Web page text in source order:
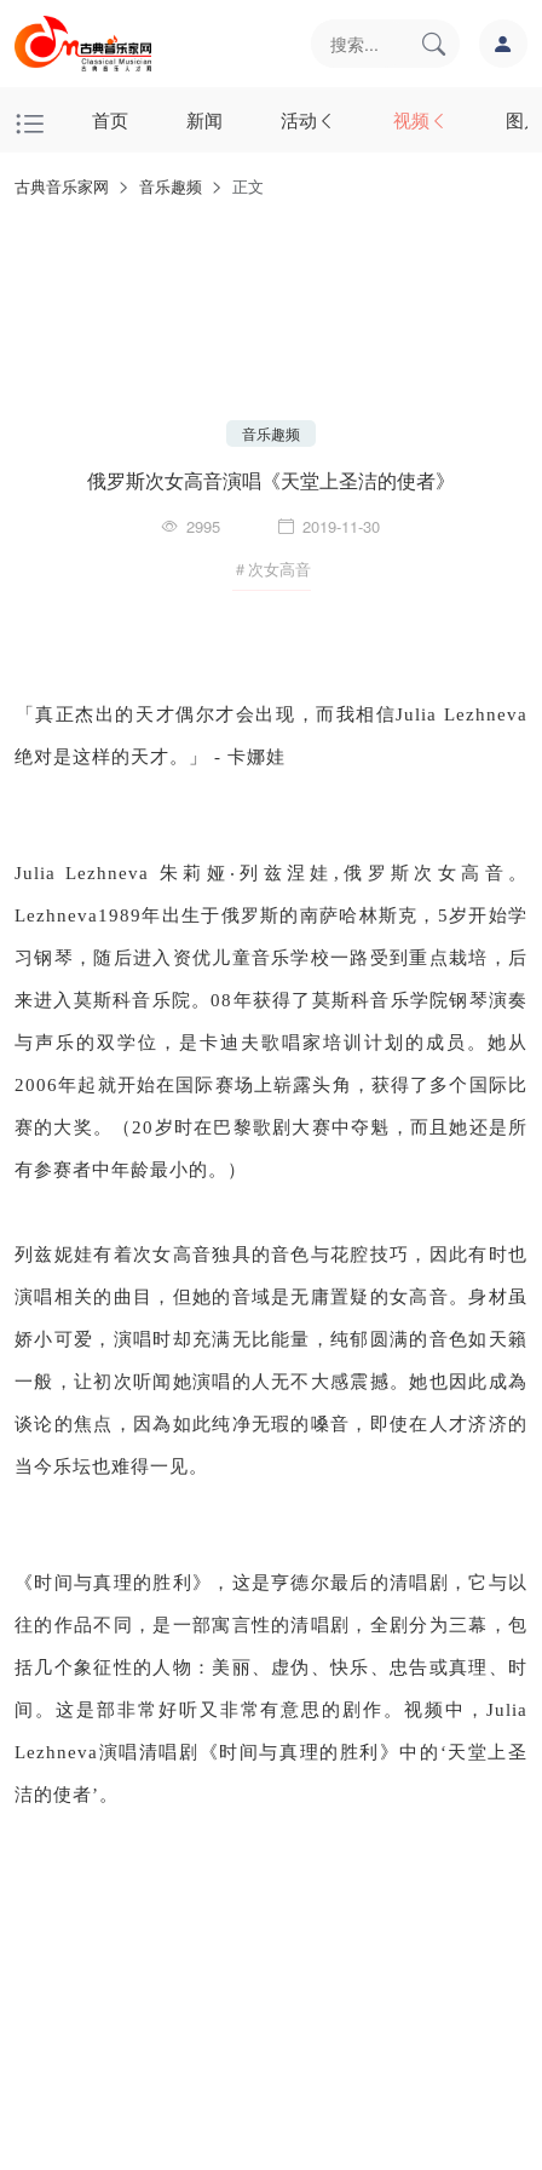
首页 新闻 活动 视频 图片
古典音乐家网 音乐趣频 正文
音乐趣频
俄罗斯次女高音演唱《天堂上圣洁的使者》
2995
2019-11-30
＃次女高音
​「真正杰出的天才偶尔才会出现，而我相信Julia Lezhneva
绝对是这样的天才。 」 - 卡娜娃
Julia Lezhneva 朱莉娅‧列兹涅娃,俄罗斯次女高音。
Lezhneva1989年出生于俄罗斯的南萨哈林斯克，5岁开始学
习钢琴，随后进入资优儿童音乐学校一路受到重点栽培，后
来进入莫斯科音乐院。08年获得了莫斯科音乐学院钢琴演奏
与声乐的双学位，是卡迪夫歌唱家培训计划的成员。 她从
2006年起就开始在国际赛场上崭露头角，获得了多个国际比
赛的大奖。 （20岁时在巴黎歌剧大赛中夺魁，而且她还是所
有参赛者中年龄最小的。 ）
列兹妮娃有着次女高音独具的音色与花腔技巧，因此有时也
演唱相关的曲目，但她的音域是无庸置疑的女高音。身材虽
娇小可爱，演唱时却充满无比能量，纯郁圆满的音色如天籟
一般，让初次听闻她演唱的人无不大感震撼。她也因此成為
谈论的焦点，因為如此纯净无瑕的嗓音，即使在人才济济的
当今乐坛也难得一见。
《时间与真理的胜利》，这是亨德尔最后的清唱剧，它与以
往的作品不同，是一部寓言性的清唱剧，全剧分为三幕，包
括几个象征性的人物： 美丽、虚伪、快乐、忠告或真理、时
间。 这是部非常好听又非常有意思的剧作。视频中，Julia
Lezhneva演唱清唱剧《时间与真理的胜利》中的‘天堂上圣
洁的使者’。